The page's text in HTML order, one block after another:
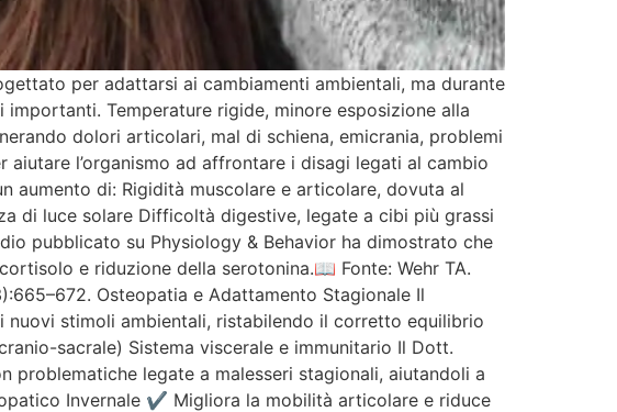
per adattarsi ai cambiamenti ambientali, ma durante
Temperature rigide, minore esposizione alla
dolori articolari, mal di schiena, emicrania, problemi
l’organismo ad affrontare i disagi legati al cambio
aumento di: Rigidità muscolare e articolare, dovuta al
di luce solare Difficoltà digestive, legate a cibi più grassi
pubblicato su Physiology & Behavior ha dimostrato che
e riduzione della serotonina.📖 Fonte: Wehr TA.
Osteopatia e Adattamento Stagionale Il
nuovi stimoli ambientali, ristabilendo il corretto equilibrio
sacrale) Sistema viscerale e immunitario Il Dott.
legate a malesseri stagionali, aiutandoli a
Invernale ✔ Migliora la mobilità articolare e riduce